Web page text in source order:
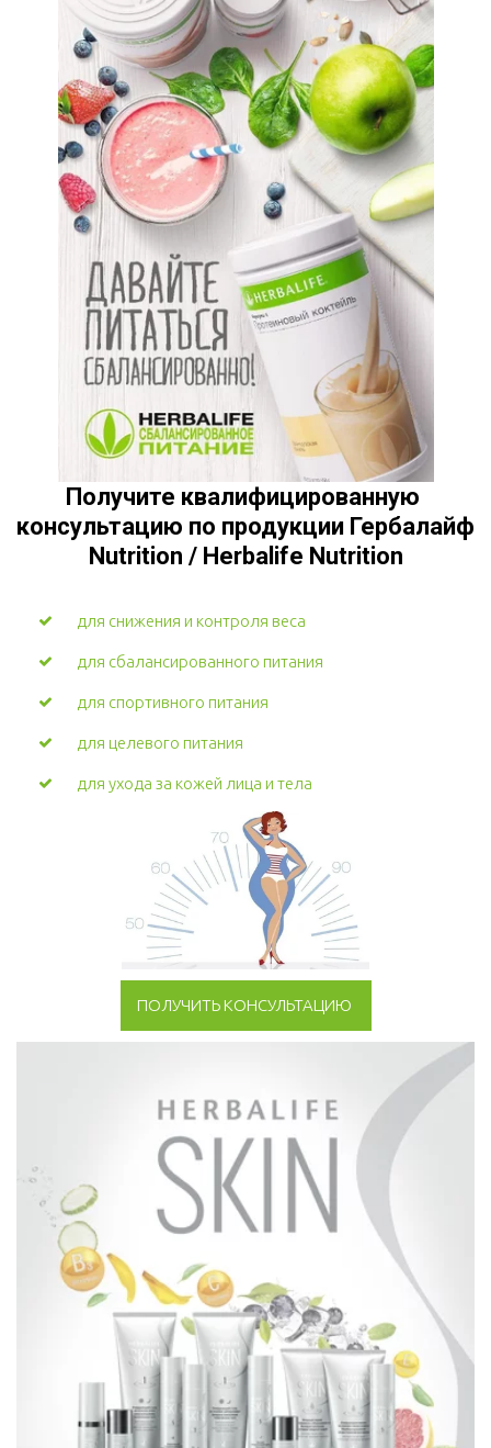
Получите квалифицированную
консультацию по продукции Гербалайф
Nutrition / Herbalife Nutrition
для снижения и контроля веса
для сбалансированного питания
для спортивного питания
для целевого питания
для ухода за кожей лица и тела
ПОЛУЧИТЬ КОНСУЛЬТАЦИЮ